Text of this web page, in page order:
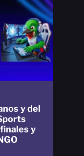
y del
y